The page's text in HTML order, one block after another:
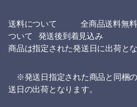
送料について 全商品送料無料
ついて 発送後到着見込み
商品は指定された発送日に出荷とな
※発送日指定された商品と同梱
送日の出荷となります。